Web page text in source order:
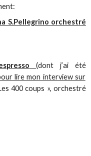
S.Pellegrino orchestré
(dont j’ai été
lire mon interview sur
400 coups », orchestré